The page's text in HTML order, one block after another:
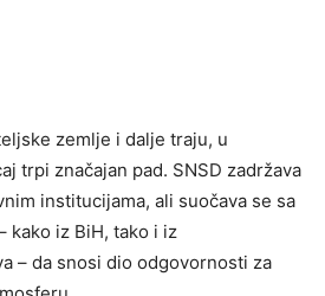
zemlje i dalje traju, u
trpi značajan pad. SNSD zadržava
institucijama, ali suočava se sa
kako iz BiH, tako i iz
– da snosi dio odgovornosti za